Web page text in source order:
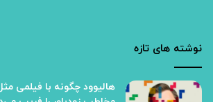
نوشته های تازه
هالیوود چگونه با فیلمی